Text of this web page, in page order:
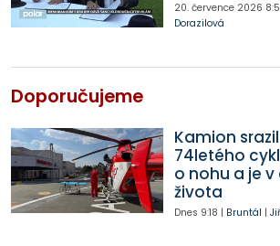
20. července 2026
Dorazilová
Doporučujeme
Kamion
74letého
o nohu a je
života
Dnes 9:18 | Bruntál |